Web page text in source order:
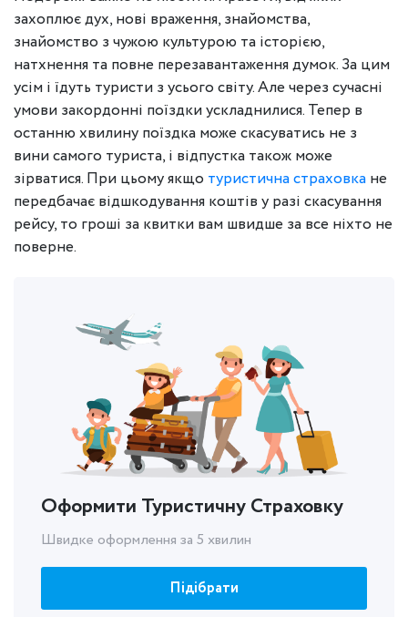
захоплює дух, нові враження, знайомства,
знайомство з чужою культурою та історією,
натхнення та повне перезавантаження думок. За цим
усім і їдуть туристи з усього світу. Але через сучасні
умови закордонні поїздки ускладнилися. Тепер в
останню хвилину поїздка може скасуватись не з
вини самого туриста, і відпустка також може
зірватися. При цьому якщо туристична страховка не
передбачає відшкодування коштів у разі скасування
рейсу, то гроші за квитки вам швидше за все ніхто не
поверне.
Оформити Туристичну Страховку
Швидке оформлення за 5 хвилин
Підібрати